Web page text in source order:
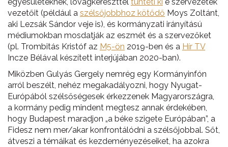
vezetőit (például a szélsőjobbhoz kötődő Moys Zoltánt,
aki Lezsák Sándor veje is), és kormányzati irányítású
médiumokban mosdatják az eszmét és a szervezőket
(pl. Trombitás Kristóf az M5-ön 2019-ben és a Hír TV
Incze Bélával készített interjújában 2020-ban).
Miközben Gulyás Gergely nemrég egy Kormányinfón
arról beszélt, nehéz megakadályozni, hogy Nyugat-
Európából szélsőségesek érkezzenek Magyarországra,
a kormány pedig mindent megtesz annak érdekében,
hogy Budapest maradjon „a béke szigete Európában”, a
Fidesz nem mer/akar konfrontálódni a szélsőjobbal. Sőt,
átveszi a témáikat és kezdeményezéseiket, ha azokra